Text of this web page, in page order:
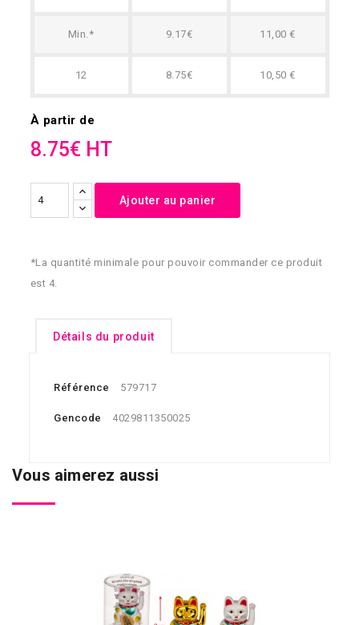
Min.* 9.17€ 11,00 €
12 8.75€ 10,50 €
À partir de
8.75€ HT
Ajouter au panier
*La quantité minimale pour pouvoir commander ce produit
est 4.
Détails du produit
Référence 579717
Gencode 4029811350025
Vous aimerez aussi